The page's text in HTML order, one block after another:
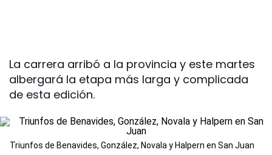
La carrera arribó a la provincia y este martes
albergará la etapa más larga y complicada
de esta edición.
Triunfos de Benavides, González, Novala y Halpern en San Juan